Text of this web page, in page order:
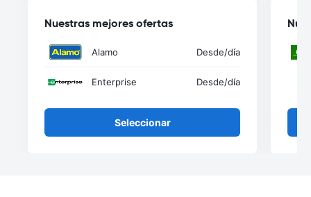
Nuestras mejores ofertas
Alamo Desde/día
Enterprise Desde/día
Seleccionar